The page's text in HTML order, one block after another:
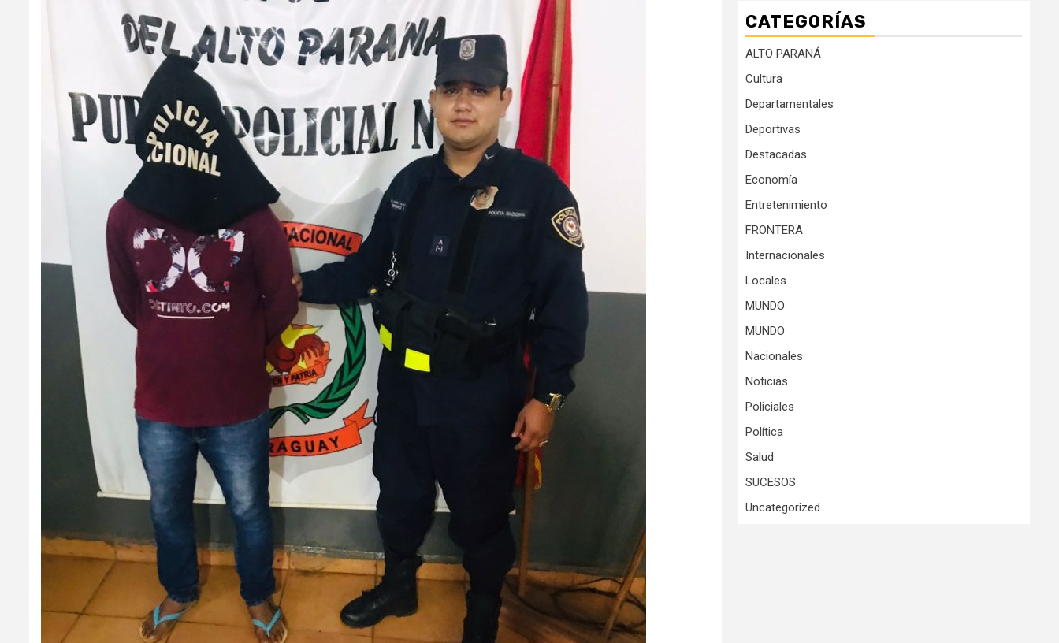
CATEGORÍAS
ALTO PARANÁ
Cultura
Departamentales
Deportivas
Destacadas
Economía
Entretenimiento
FRONTERA
Internacionales
Locales
MUNDO
MUNDO
Nacionales
Noticias
Policiales
Política
Salud
SUCESOS
Uncategorized